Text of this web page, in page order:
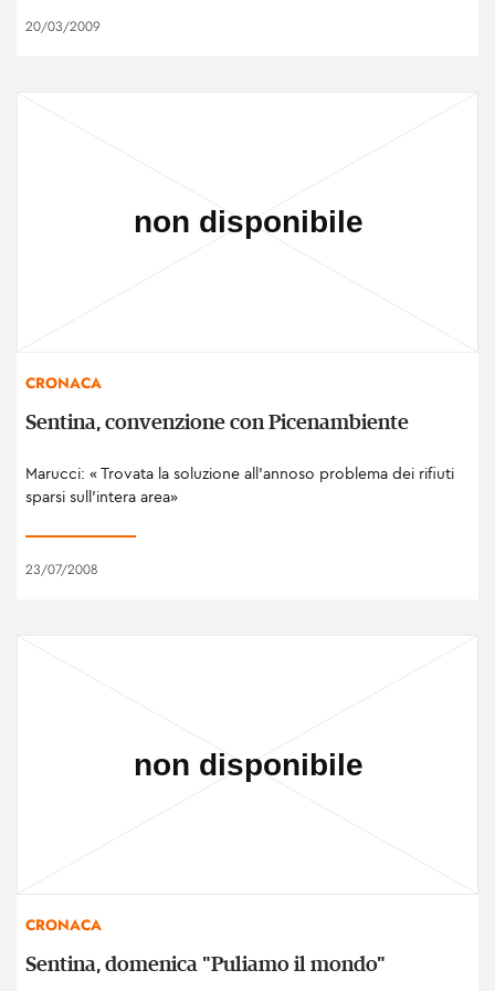
20/03/2009
CRONACA
Sentina, convenzione con Picenambiente
Marucci: « Trovata la soluzione all’annoso problema dei rifiuti
sparsi sull’intera area»
23/07/2008
CRONACA
Sentina, domenica "Puliamo il mondo"